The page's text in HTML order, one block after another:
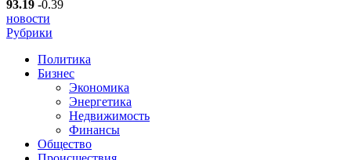
93.19 -0.39
новости
Рубрики
Политика
Бизнес
Экономика
Энергетика
Недвижимость
Финансы
Общество